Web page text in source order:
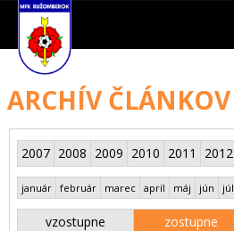
ARCHÍV ČLÁNKOV
2007 2008 2009 2010 2011 2012
január február marec apríl máj jún júl
vzostupne zostupne